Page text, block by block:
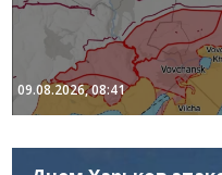
09.08.2026, 08:41